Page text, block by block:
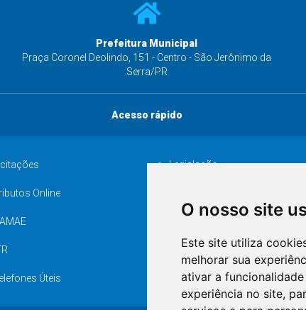
O nosso site
Este site utiliza
melhorar sua
ativar a
experiência no site,
Prefeitura Municipal
Praça Coronel Deolindo, 151 - Centro - São Jerônimo da
Serra/PR
Acesso rápido
Legislação
Online
Desapropriações
Úteis